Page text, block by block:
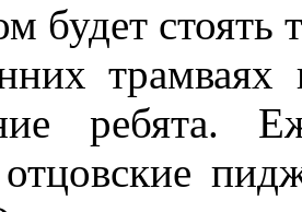
будет
трамваях
ребята.